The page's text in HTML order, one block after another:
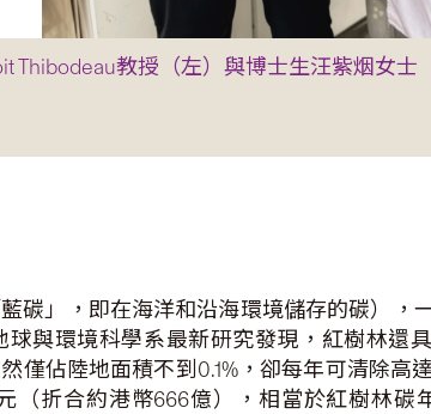
Thibodeau教授（左）與博士生汪紫烟女士
碳」，即在海洋和沿海環境儲存的碳）
與環境科學系最新研究發現，紅樹林
僅佔陸地面積不到0.1%，卻每年可清除
（折合約港幣666億），相當於紅樹林碳